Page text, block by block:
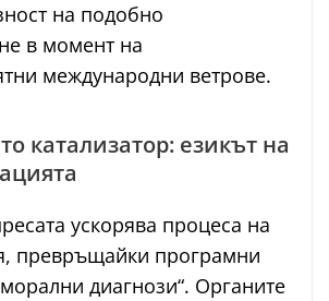
на подобно
в момент на
международни ветрове.
катализатор: езикът на
ускорява процеса на
превръщайки програмни
диагнози“. Органите